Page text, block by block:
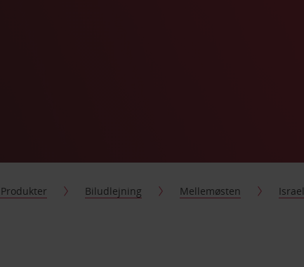
Biludlejning Mellemøsten Israel